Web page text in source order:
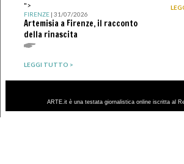
">
FIRENZE| 31/07/2026
Artemisia a Firenze, il racconto
della rinascita
LEGGI TUTTO >
ARTE.it è una testata giornalistica online iscritta al